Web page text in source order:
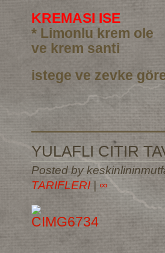
KREMASI ISE
* Limonlu krem ole
ve krem santi
istege ve zevke
YULAFLI CITIR
Posted by
TARIFLERI
∞